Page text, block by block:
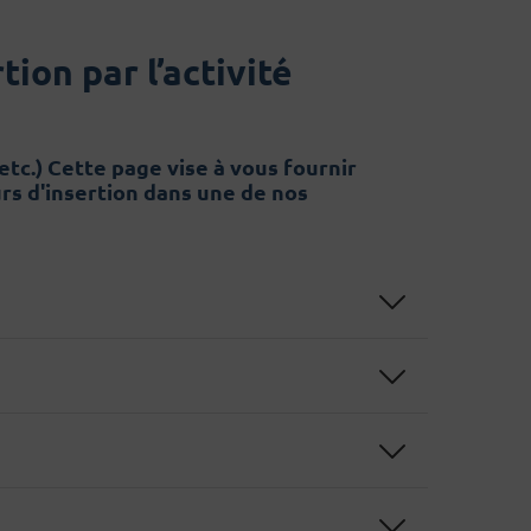
par l’activité
Cette page vise à vous fournir
d'insertion dans une de nos